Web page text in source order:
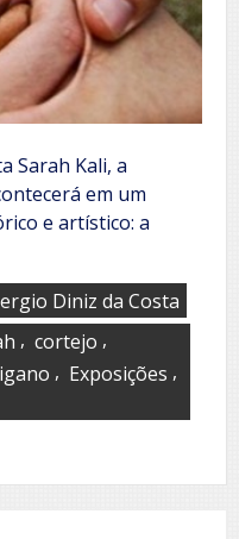
Sarah Kali, a
em um
e artístico: a
Diniz da Costa
, cortejo ,
, Exposições ,